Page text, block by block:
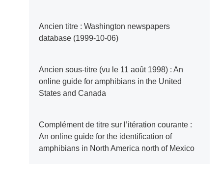
Ancien titre : Washington newspapers
database (1999-10-06)
Ancien sous-titre (vu le 11 août 1998) : An
online guide for amphibians in the United
States and Canada
Complément de titre sur l’itération courante :
An online guide for the identification of
amphibians in North America north of Mexico